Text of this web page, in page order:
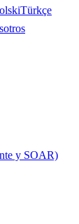
Türkçe
y SOAR)